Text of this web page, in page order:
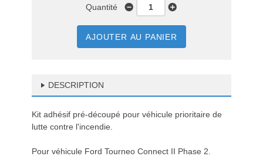
Quantité
AJOUTER AU PANIER
DESCRIPTION
Kit adhésif pré-découpé pour véhicule prioritaire de
lutte contre l'incendie.
Pour véhicule Ford Tourneo Connect II Phase 2.